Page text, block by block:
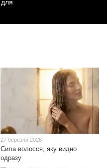
27 березня 2026
Сила волосся, яку видно
одразу